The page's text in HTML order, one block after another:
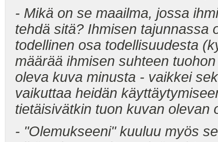
- Mikä on se maailma, jossa
tehdä sitä? Ihmisen tajunnassa
todellinen osa todellisuudesta
määrää ihmisen suhteen
oleva kuva minusta - vaikkei
vaikuttaa heidän
tietäisivätkin tuon kuvan olevan
- "Olemukseeni" kuuluu myös